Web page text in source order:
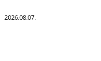
2026.08.07.